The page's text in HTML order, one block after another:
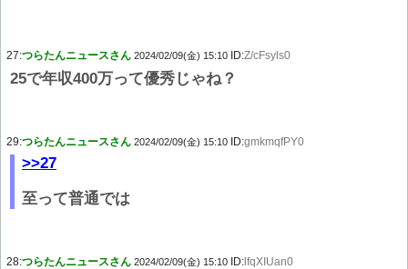
27:つらたんニュースさん 2024/02/09(金) 15:10 ID:Z/cFsyls0
25で年収400万って優秀じゃね？
29:つらたんニュースさん 2024/02/09(金) 15:10 ID:gmkmqfPY0
>>27
至って普通では
28:つらたんニュースさん 2024/02/09(金) 15:10 ID: lfqXIUan0